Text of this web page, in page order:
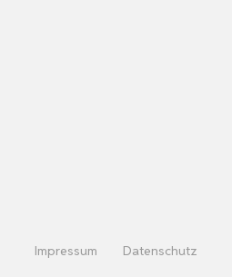
Impressum Datenschutz